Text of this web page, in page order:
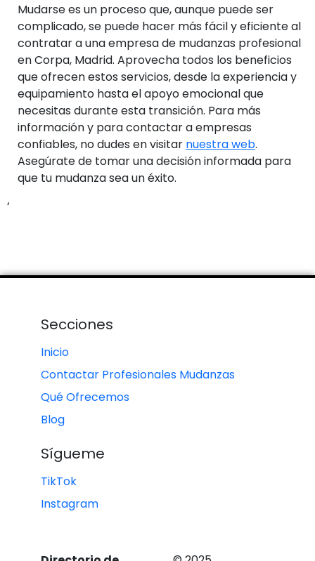
Mudarse es un proceso que, aunque puede ser
complicado, se puede hacer más fácil y eficiente al
contratar a una empresa de mudanzas profesional
en Corpa, Madrid. Aprovecha todos los beneficios
que ofrecen estos servicios, desde la experiencia y
equipamiento hasta el apoyo emocional que
necesitas durante esta transición. Para más
información y para contactar a empresas
confiables, no dudes en visitar nuestra web.
Asegúrate de tomar una decisión informada para
que tu mudanza sea un éxito.
‘
Secciones
Inicio
Contactar Profesionales Mudanzas
Qué Ofrecemos
Blog
Sígueme
TikTok
Instagram